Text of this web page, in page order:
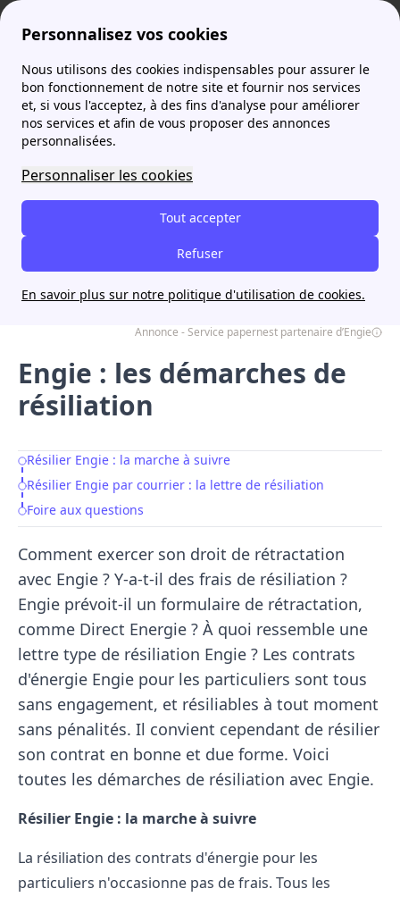
Personnalisez vos cookies
Nous utilisons des cookies indispensables pour assurer le
bon fonctionnement de notre site et fournir nos services
et, si vous l'acceptez, à des fins d'analyse pour améliorer
nos services et afin de vous proposer des annonces
personnalisées.
Personnaliser les cookies
Tout accepter
Refuser
En savoir plus sur notre politique d'utilisation de cookies.
Agence France Électricité More Démarches résiliation énergie Engie : les démarches de résiliation
Je trouve l'offre d'énergie adaptée à
mon budget avec papernest
Résiliez en ligne
Résiliez votre contrat Engie en 5 minutes
Annonce - Service papernest partenaire d’Engie
Engie : les démarches de
résiliation
Table of Contents
Résilier Engie : la marche à suivre
Résilier Engie par courrier : la lettre de résiliation
Foire aux questions
Comment exercer son droit de rétractation
avec Engie ? Y-a-t-il des frais de résiliation ?
Engie prévoit-il un formulaire de rétractation,
comme Direct Energie ? À quoi ressemble une
lettre type de résiliation Engie ? Les contrats
d'énergie Engie pour les particuliers sont tous
sans engagement, et résiliables à tout moment
sans pénalités. Il convient cependant de résilier
son contrat en bonne et due forme. Voici
toutes les démarches de résiliation avec Engie.
Résilier Engie : la marche à suivre
La résiliation des contrats d'énergie pour les
particuliers n'occasionne pas de frais. Tous les